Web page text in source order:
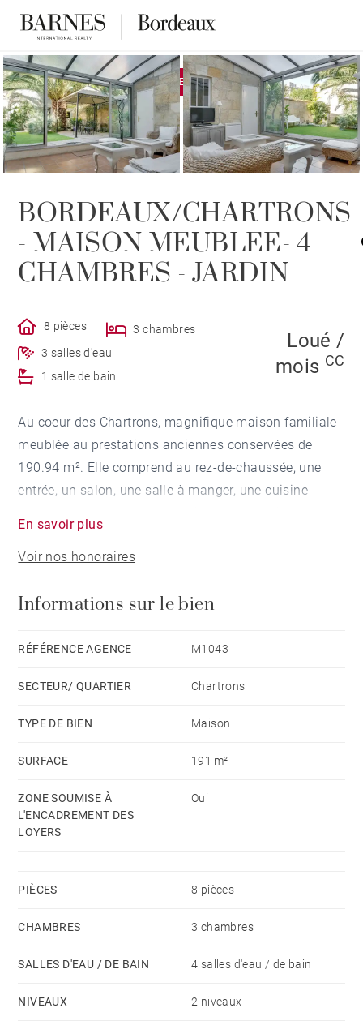
EXCLUSIVITÉ LOUÉ PAR BARNES
BORDEAUX/CHARTRONS
- MAISON MEUBLEE- 4
CHAMBRES - JARDIN
8 pièces
3 chambres
3 salles d'eau
1 salle de bain
Loué /
mois CC
Au coeur des Chartrons, magnifique maison familiale
meublée au prestations anciennes conservées de
190.94 m². Elle comprend au rez-de-chaussée, une
entrée, un salon, une salle à manger, une cuisine
second salon d'été dans la véranda, WC indépendant
ainsi qu'une lingerie équipée.
chacune sa salle d'eau privative avec toilette ainsi
indépendante.
beau jardin de ville arboré avec terrasse complètent ce
bien d'exception. Parking sécurisé en sus : 110
parking, belles prestations anciennes, dépendance,
commerces de proximité, présentation soignée.
Provisions pour charges locatives mensuelles avec
ordures ménagères)
En savoir plus
Voir nos honoraires
Informations sur le bien
RÉFÉRENCE AGENCE M1043
SECTEUR/ QUARTIER Chartrons
TYPE DE BIEN Maison
SURFACE 191 m²
ZONE SOUMISE À
L'ENCADREMENT DES
LOYERS
Oui
PIÈCES 8 pièces
CHAMBRES 3 chambres
SALLES D'EAU / DE BAIN 4 salles d'eau / de bain
NIVEAUX 2 niveaux